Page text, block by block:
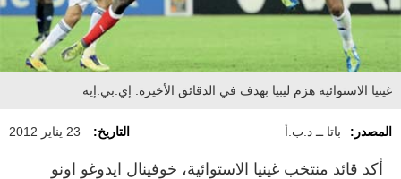
غينيا الاستوائية هزم ليبيا بهدف في الدقائق الأخيرة. إي.بي.إيه
المصدر: باتا ــ د.ب.أ التاريخ: 23 يناير 2012
أكد قائد منتخب غينيا الاستوائية، خوفينال ايدوغو اونو